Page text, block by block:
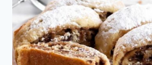
Jaroset
para
Pesaj